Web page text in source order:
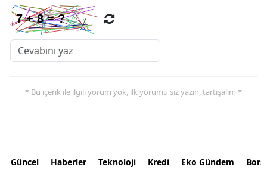
* Bu içerik ile ilgili yorum yok, ilk yorumu siz yazın, tartışalım *
Güncel Haberler Teknoloji Kredi Eko Gündem